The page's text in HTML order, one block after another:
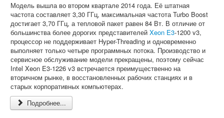
Модель вышла во втором квартале 2014 года. Её штатная
частота составляет 3,30 ГГц, максимальная частота Turbo Boost
достигает 3,70 ГГц, а тепловой пакет равен 84 Вт. В отличие от
большинства более дорогих представителей Xeon E3-1200 v3,
процессор не поддерживает Hyper-Threading и одновременно
выполняет только четыре программных потока. Производство и
сервисное обслуживание модели прекращены, поэтому сейчас
Intel Xeon E3-1226 v3 встречается преимущественно на
вторичном рынке, в восстановленных рабочих станциях и в
старых корпоративных компьютерах.
Подробнее...